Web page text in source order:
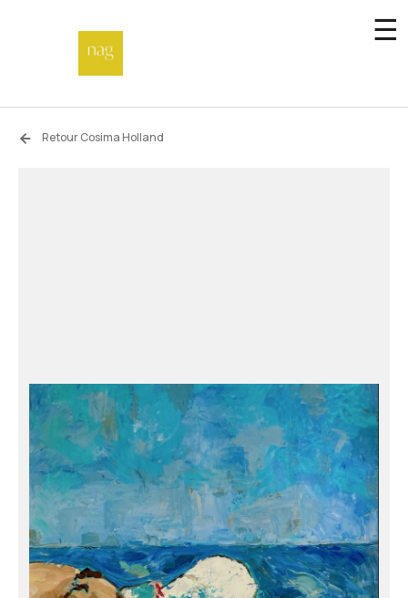
☰
Accueil
Artistes
Retour Cosima Holland